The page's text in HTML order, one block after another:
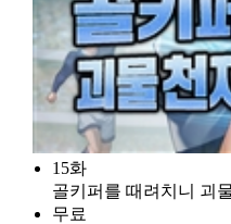
15화
골키퍼를 때려치니 괴
무료